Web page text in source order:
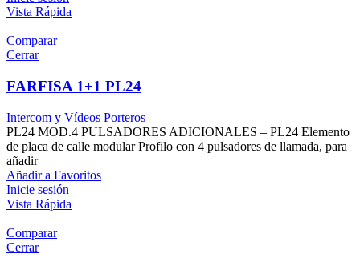
Vista Rápida
Comparar
Cerrar
FARFISA 1+1 PL24
Intercom y Vídeos Porteros
PL24 MOD.4 PULSADORES ADICIONALES – PL24 Elemento
de placa de calle modular Profilo con 4 pulsadores de llamada, para
añadir
Añadir a Favoritos
Inicie sesión
Vista Rápida
Comparar
Cerrar